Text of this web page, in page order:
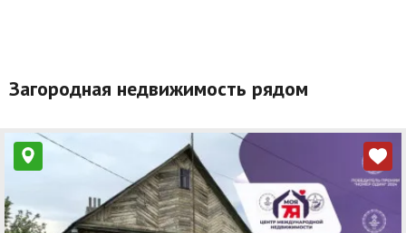
Загородная недвижимость рядом